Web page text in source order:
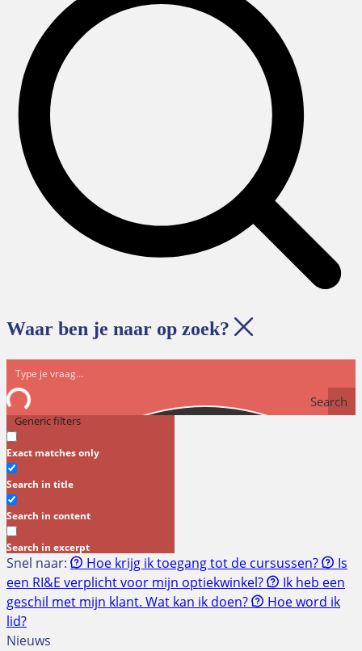
Waar ben je naar op zoek?
Search
Generic filters
Exact matches only
Search in title
Search in content
Search in excerpt
Snel naar: Hoe krijg ik toegang tot de cursussen?
Is
een RI&E verplicht voor mijn optiekwinkel?
Ik heb een
geschil met mijn klant. Wat kan ik doen?
Hoe word ik
lid?
Nieuws